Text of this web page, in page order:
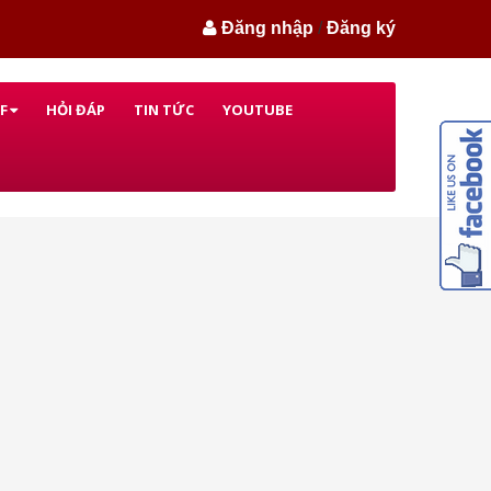
Đăng nhập /Đăng ký
HỎI ĐÁP TIN TỨC YOUTUBE